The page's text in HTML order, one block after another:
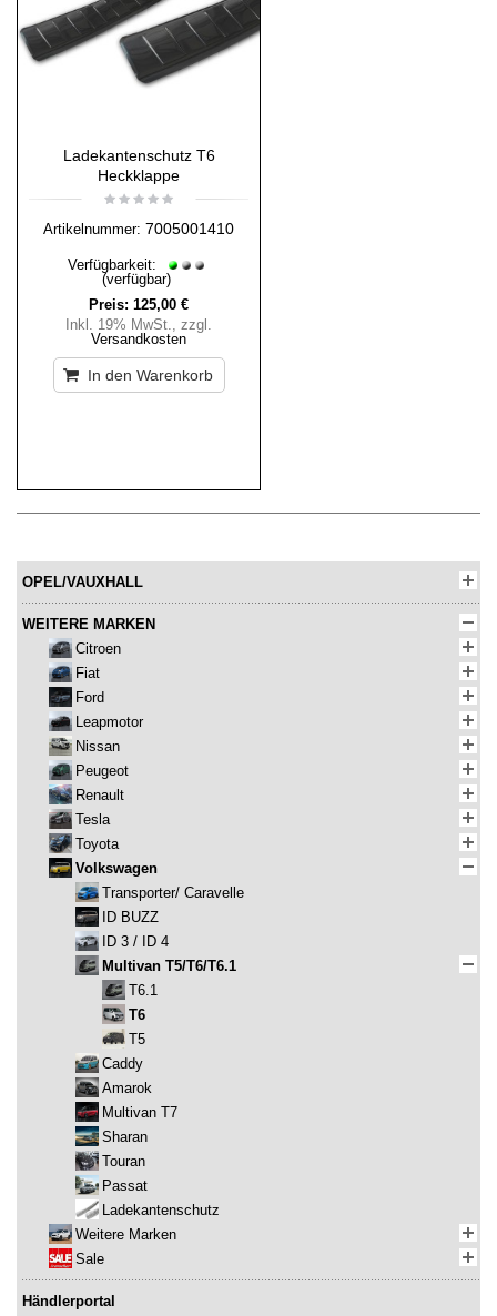
Ladekantenschutz T6
Heckklappe
Artikelnummer: 7005001410
Verfügbarkeit:
(verfügbar)
Preis: 125,00 €
Inkl. 19% MwSt., zzgl.
Versandkosten
In den Warenkorb
OPEL/VAUXHALL
WEITERE MARKEN
Citroen
Fiat
Ford
Leapmotor
Nissan
Peugeot
Renault
Tesla
Toyota
Volkswagen
Transporter/ Caravelle
ID BUZZ
ID 3 / ID 4
Multivan T5/T6/T6.1
T6.1
T6
T5
Caddy
Amarok
Multivan T7
Sharan
Touran
Passat
Ladekantenschutz
Weitere Marken
Sale
Händlerportal